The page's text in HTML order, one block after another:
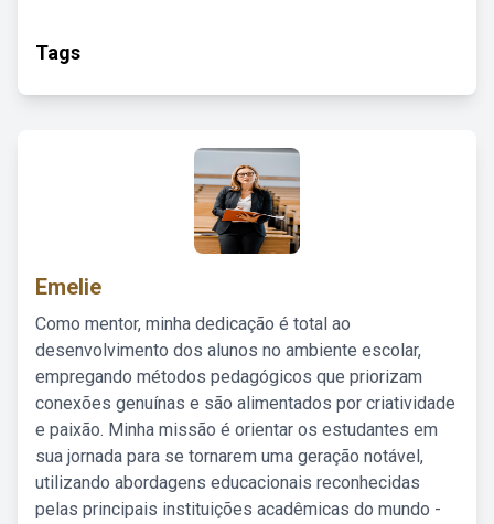
Tags
Emelie
Como mentor, minha dedicação é total ao
desenvolvimento dos alunos no ambiente escolar,
empregando métodos pedagógicos que priorizam
conexões genuínas e são alimentados por criatividade
e paixão. Minha missão é orientar os estudantes em
sua jornada para se tornarem uma geração notável,
utilizando abordagens educacionais reconhecidas
pelas principais instituições acadêmicas do mundo -